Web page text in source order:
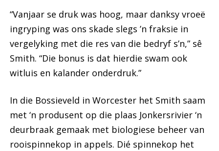
“Vanjaar se druk was hoog, maar danksy vroeë
ingryping was ons skade slegs ’n fraksie in
vergelyking met die res van die bedryf s’n,” sê
Smith. “Die bonus is dat hierdie swam ook
witluis en kalander onderdruk.”
In die Bossieveld in Worcester het Smith saam
met ‘n produsent op die plaas Jonkersrivier ‘n
deurbraak gemaak met biologiese beheer van
rooispinnekop in appels. Dié spinnekop het